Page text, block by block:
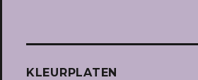
KLEURPLATEN